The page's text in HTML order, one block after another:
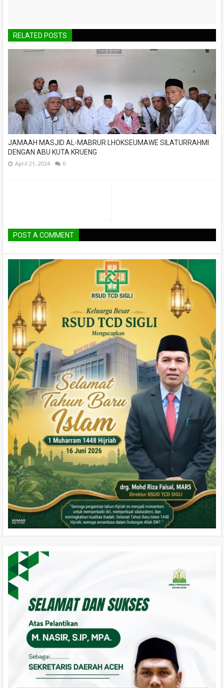
RELATED POSTS
JAMAAH MASJID AL-MABRUR LHOKSEUMAWE SILATURRAHMI
DENGAN ABU KUTA KRUENG
April 21, 2024 0
POST A COMMENT